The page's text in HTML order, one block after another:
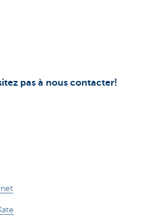
pas à nous contacter!